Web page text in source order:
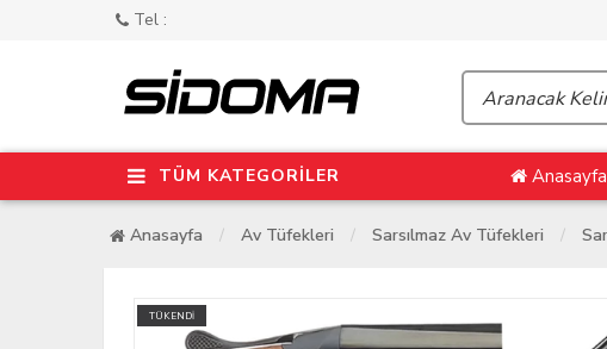
Tel :
TÜM KATEGORİLER Anasayfa
Anasayfa Av Tüfekleri Sarsılmaz Av Tüfekleri
TÜKENDİ